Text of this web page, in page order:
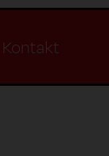
Kontakt